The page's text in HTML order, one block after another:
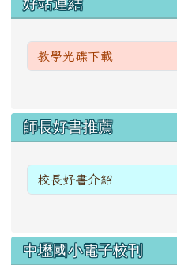
好站連結
右邊區域內容
師長好書推薦
中壢國小電子校刊